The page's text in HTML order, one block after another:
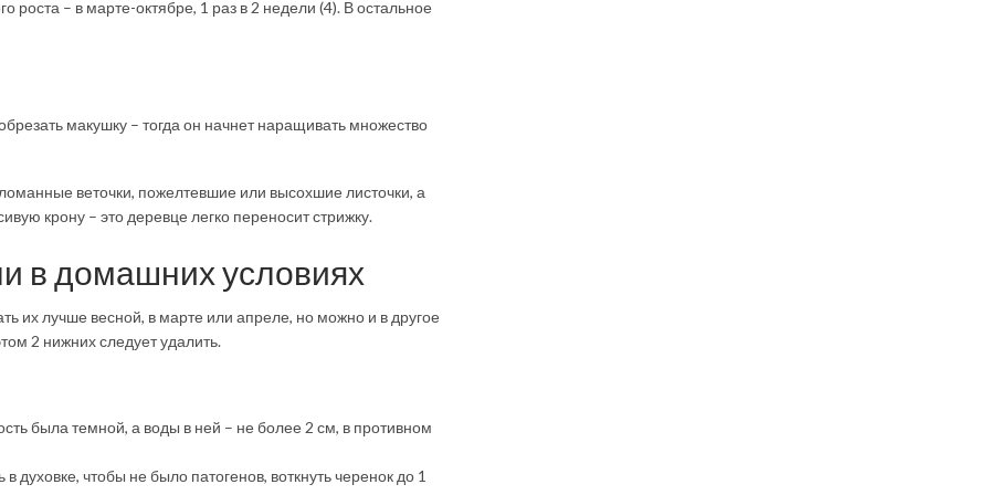
– в марте-октябре, 1 раз в 2 недели (4). В остальное
макушку – тогда он начнет наращивать множество
веточки, пожелтевшие или высохшие листочки, а
крону – это деревце легко переносит стрижку.
в домашних условиях
их лучше весной, в марте или апреле, но можно и в другое
2 нижних следует удалить.
была темной, а воды в ней – не более 2 см, в противном
духовке, чтобы не было патогенов, воткнуть черенок до 1